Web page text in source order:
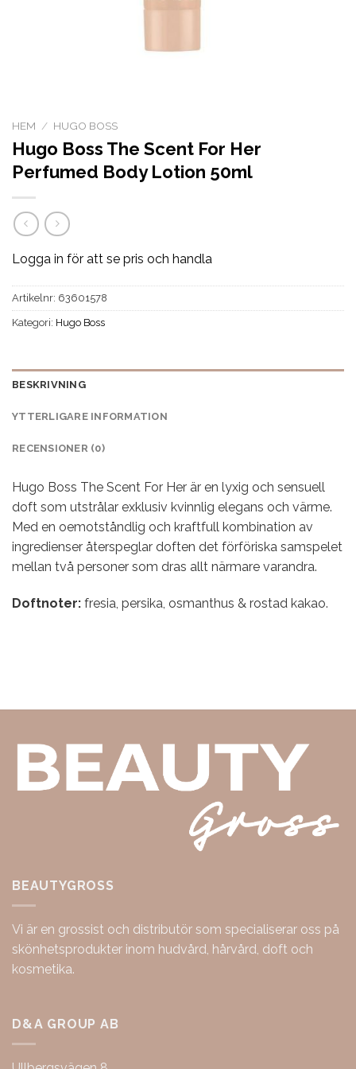
HEM / HUGO BOSS
Hugo Boss The Scent For Her
Perfumed Body Lotion 50ml
Logga in för att se pris och handla
Artikelnr: 63601578
Kategori: Hugo Boss
BESKRIVNING
YTTERLIGARE INFORMATION
RECENSIONER (0)
Hugo Boss The Scent For Her är en lyxig och sensuell
doft som utstrålar exklusiv kvinnlig elegans och värme.
Med en oemotståndlig och kraftfull kombination av
ingredienser återspeglar doften det förföriska samspelet
mellan två personer som dras allt närmare varandra.
Doftnoter: fresia, persika, osmanthus & rostad kakao.
BEAUTYGROSS
Vi är en grossist och distributör som specialiserar oss på
skönhetsprodukter inom hudvård, hårvård, doft och
kosmetika.
D&A GROUP AB